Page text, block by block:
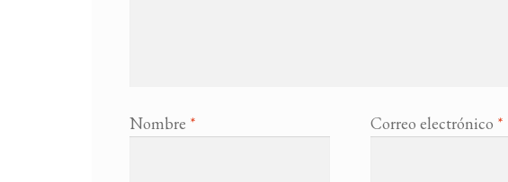
Nombre * Correo electrónico *